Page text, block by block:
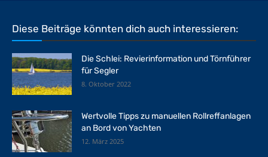
Diese Beiträge könnten dich auch interessieren:
Die Schlei: Revierinformation und Törnführer
für Segler
8. Oktober 2022
Wertvolle Tipps zu manuellen Rollreffanlagen
an Bord von Yachten
12. März 2025